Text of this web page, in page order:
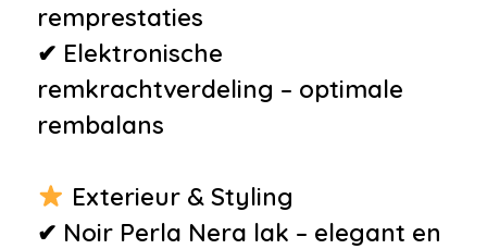
remprestaties
✔ Elektronische
remkrachtverdeling – optimale
rembalans
Exterieur & Styling
✔ Noir Perla Nera lak – elegant en